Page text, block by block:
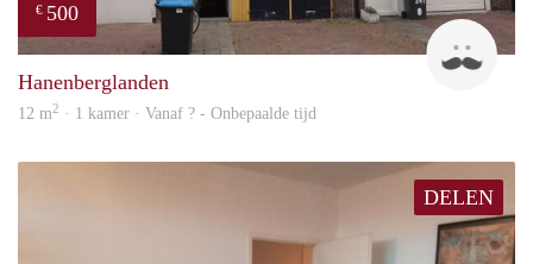
€ 500
Hanenberglanden
12 m2 · 1 kamer · Vanaf ? - Onbepaalde tijd
DELEN